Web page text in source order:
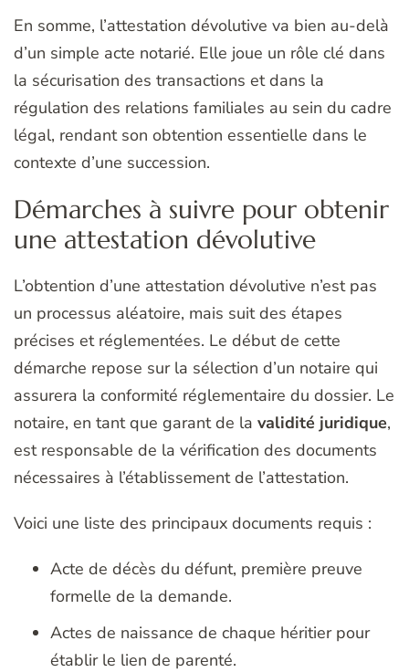
En somme, l’attestation dévolutive va bien au-delà
d’un simple acte notarié. Elle joue un rôle clé dans
la sécurisation des transactions et dans la
régulation des relations familiales au sein du cadre
légal, rendant son obtention essentielle dans le
contexte d’une succession.
Démarches à suivre pour obtenir
une attestation dévolutive
L’obtention d’une attestation dévolutive n’est pas
un processus aléatoire, mais suit des étapes
précises et réglementées. Le début de cette
démarche repose sur la sélection d’un notaire qui
assurera la conformité réglementaire du dossier. Le
notaire, en tant que garant de la validité juridique,
est responsable de la vérification des documents
nécessaires à l’établissement de l’attestation.
Voici une liste des principaux documents requis :
Acte de décès du défunt, première preuve
formelle de la demande.
Actes de naissance de chaque héritier pour
établir le lien de parenté.